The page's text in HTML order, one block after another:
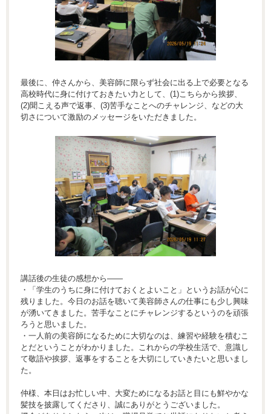
最後に、仲さんから、美容師に限らず社会に出る上で必要となる
高校時代に身に付けておきたい力として、(1)こちらから挨拶、
(2)聞こえる声で返事、(3)苦手なことへのチャレンジ、などの大
切さについて激励のメッセージをいただきました。
講話後の生徒の感想から――
・「学生のうちに身に付けておくとよいこと」というお話が心に
残りました。今日のお話を聴いて美容師さんの仕事にも少し興味
が湧いてきました。苦手なことにチャレンジするというのを頑張
ろうと思いました。
・一人前の美容師になるために大切なのは、練習や経験を積むこ
とだということがわかりました。これからの学校生活で、意識し
て敬語や挨拶、返事をすることを大切にしていきたいと思いまし
た。
仲様、本日はお忙しい中、大変ためになるお話と目にも鮮やかな
髪技を披露してくださり、誠にありがとうございました。